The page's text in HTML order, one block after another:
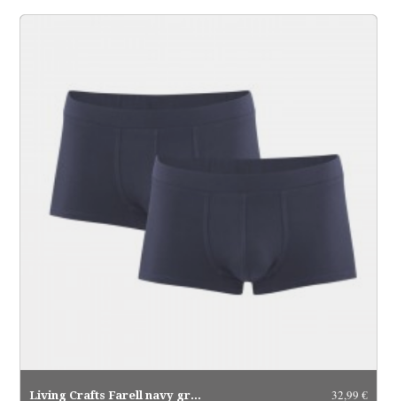
Living Crafts Farell navy graphite 32,99 €